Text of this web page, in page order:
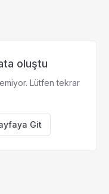
oluştu
Lütfen tekrar
Git